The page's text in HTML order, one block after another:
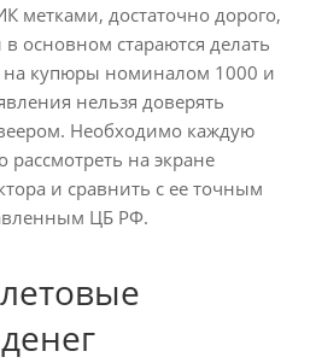
метками, достаточно дорого,
основном стараются делать
купюры номиналом 1000 и
нельзя доверять
Необходимо каждую
на экране
и сравнить с ее точным
ЦБ РФ.